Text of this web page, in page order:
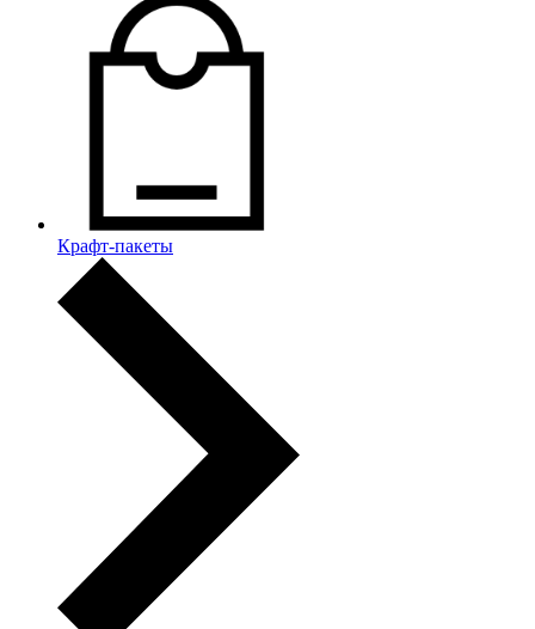
Крафт-пакеты